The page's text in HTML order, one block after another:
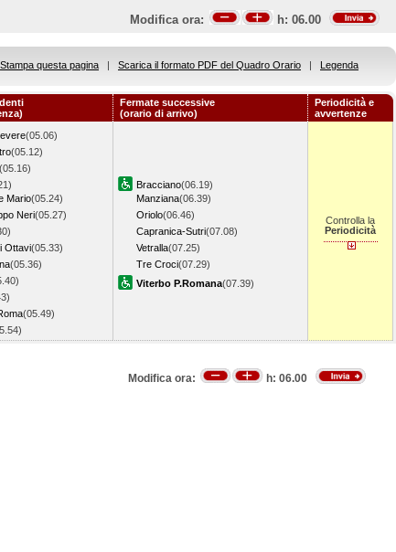
Modifica ora: h: 06.00
Stampa questa pagina | Scarica il formato PDF del Quadro Orario | Legenda
Fermate successive
(orario di arrivo)
Periodicità e
avvertenze
(05.06)
(05.12)
(05.16)
Mario(05.24)
Neri(05.27)
Ottavi(05.33)
(05.36)
(05.49)
Bracciano(06.19)
Manziana(06.39)
Oriolo(06.46)
Capranica-Sutri(07.08)
Vetralla(07.25)
Tre Croci(07.29)
Viterbo P.Romana(07.39)
Controlla la
Periodicità
Modifica ora: h: 06.00